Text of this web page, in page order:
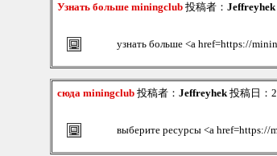
Узнать больше miningclub投稿者： Jeffreyhek
узнать больше <a href=https://
сюда miningclub投稿者： Jeffreyhek投稿日：
выберите ресурсы <a